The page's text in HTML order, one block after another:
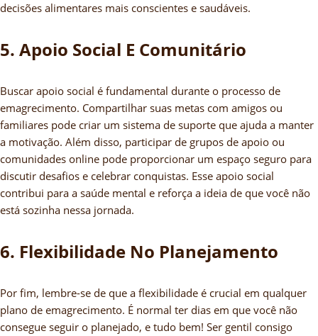
decisões alimentares mais conscientes e saudáveis.
5. Apoio Social E Comunitário
Buscar apoio social é fundamental durante o processo de
emagrecimento. Compartilhar suas metas com amigos ou
familiares pode criar um sistema de suporte que ajuda a manter
a motivação. Além disso, participar de grupos de apoio ou
comunidades online pode proporcionar um espaço seguro para
discutir desafios e celebrar conquistas. Esse apoio social
contribui para a saúde mental e reforça a ideia de que você não
está sozinha nessa jornada.
6. Flexibilidade No Planejamento
Por fim, lembre-se de que a flexibilidade é crucial em qualquer
plano de emagrecimento. É normal ter dias em que você não
consegue seguir o planejado, e tudo bem! Ser gentil consigo